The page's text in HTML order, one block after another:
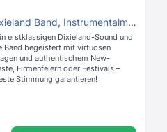
Band, Instrumentalmusik
erstklassigen Dixieland-Sound und
Band begeistert mit virtuosen
und authentischem New-
Firmenfeiern oder Festivals –
Stimmung garantieren!